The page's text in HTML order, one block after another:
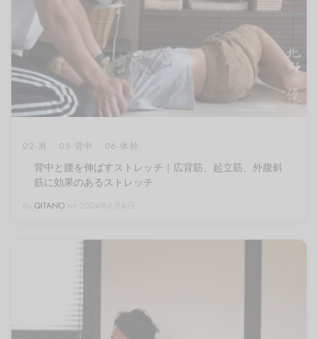
02-肩 05-背中 06-体幹
背中と腰を伸ばすストレッチ｜広背筋、起立筋、外腹斜
筋に効果のあるストレッチ
QITANO